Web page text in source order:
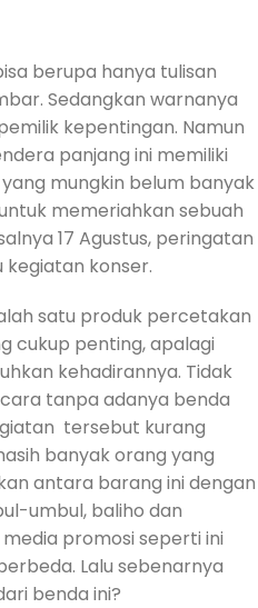
berupa hanya tulisan
Sedangkan warnanya
kepentingan. Namun
panjang ini memiliki
mungkin belum banyak
memeriahkan sebuah
17 Agustus, peringatan
konser.
satu produk percetakan
cukup penting, apalagi
kehadirannya. Tidak
tanpa adanya benda
tersebut kurang
banyak orang yang
antara barang ini dengan
umbul, baliho dan
promosi seperti ini
Lalu sebenarnya
benda ini?